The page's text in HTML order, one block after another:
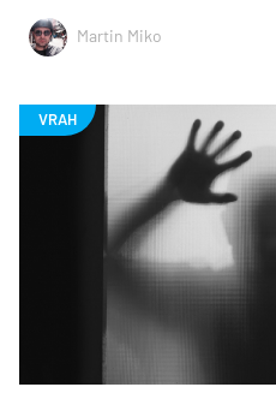
Martin Miko